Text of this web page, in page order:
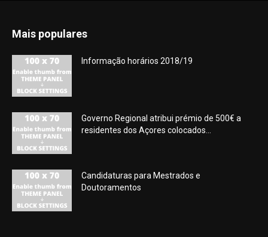
Mais populares
Informação horários 2018/19
Governo Regional atribui prémio de 500€ a
residentes dos Açores colocados...
Candidaturas para Mestrados e
Doutoramentos